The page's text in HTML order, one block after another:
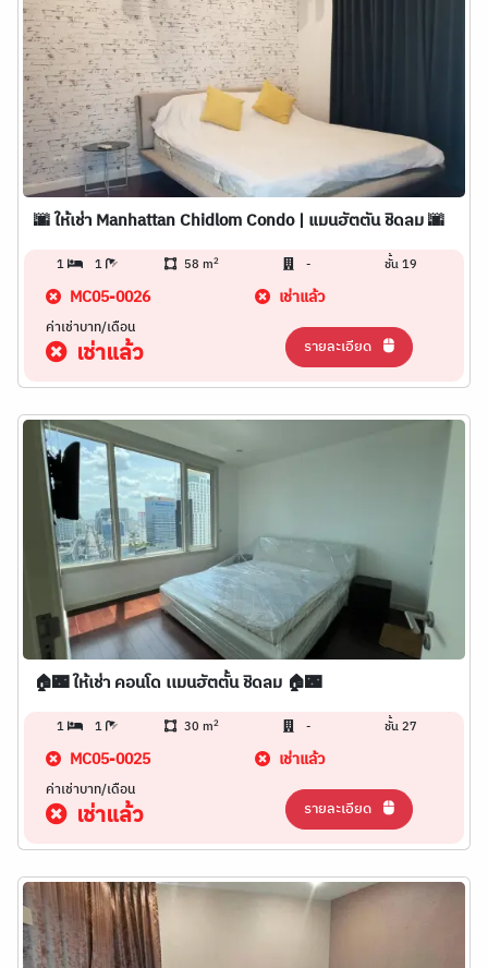
🌆 ให้เช่า Manhattan Chidlom Condo | แมนฮัตตัน ชิดลม 🌆
1 1 58 m2 - ชั้น 19
MC05-0026 เช่าแล้ว
ค่าเช่าบาท/เดือน
เช่าแล้ว รายละเอียด
🏠🌃 ให้เช่า คอนโด เเมนฮัตตั้น ชิดลม 🏠🌃
1 1 30 m2 - ชั้น 27
MC05-0025 เช่าแล้ว
ค่าเช่าบาท/เดือน
เช่าแล้ว รายละเอียด